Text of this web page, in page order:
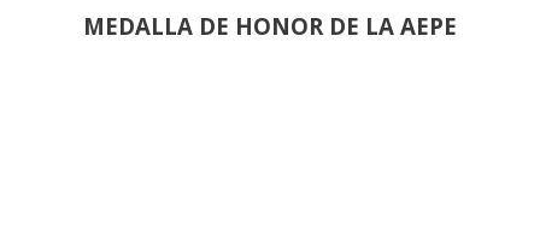
MEDALLA DE HONOR DE LA AEPE